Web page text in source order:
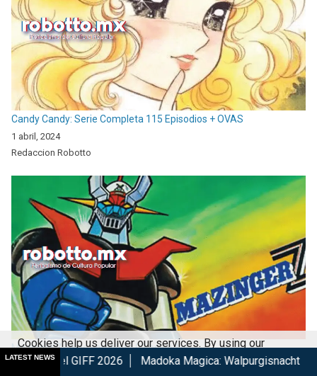
Candy Candy: Serie Completa 115 Episodios + OVAS
1 abril, 2024
Redaccion Robotto
Mazinger Z: serie completa 92 episodios.
9 octubre, 2024
LATEST NEWS
2026 Madoka Magica: Walpurgisnacht Rising confirma su
Cookies help us deliver our services. By using our
services, you agree to our use of cookies.
Got it